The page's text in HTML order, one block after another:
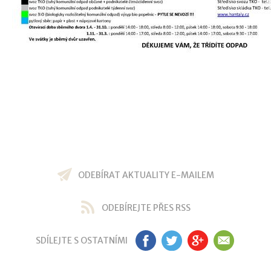
ODEBÍRAT AKTUALITY E-MAILEM
ODEBÍREJTE PŘES RSS
SDÍLEJTE S OSTATNÍMI FB TW GP EM